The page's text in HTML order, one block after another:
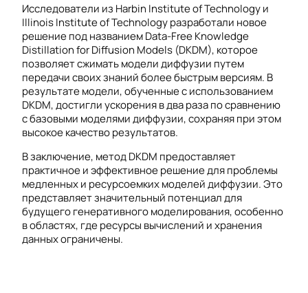
Исследователи из Harbin Institute of Technology и
Illinois Institute of Technology разработали новое
решение под названием Data-Free Knowledge
Distillation for Diffusion Models (DKDM), которое
позволяет сжимать модели диффузии путем
передачи своих знаний более быстрым версиям. В
результате модели, обученные с использованием
DKDM, достигли ускорения в два раза по сравнению
с базовыми моделями диффузии, сохраняя при этом
высокое качество результатов.
В заключение, метод DKDM предоставляет
практичное и эффективное решение для проблемы
медленных и ресурсоемких моделей диффузии. Это
представляет значительный потенциал для
будущего генеративного моделирования, особенно
в областях, где ресурсы вычислений и хранения
данных ограничены.